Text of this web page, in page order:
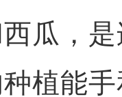
瓜，
植能